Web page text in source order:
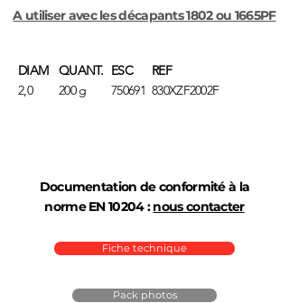
A utiliser avec les décapants 1802 ou 1665PF
DIAM
2,0
QUANT.
200 g
ESC
750691
REF
830XZF2002F
Documentation de conformité à la
norme EN 10204 :nous contacter
Fiche technique
Pack photos